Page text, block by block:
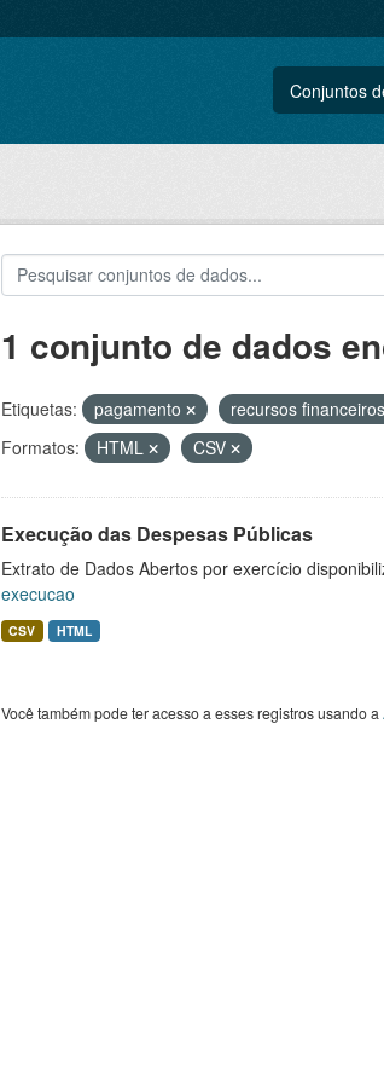
Conjuntos
1 conjunto de dados
Etiquetas: pagamento recursos financeiros
Formatos:
HTML CSV
Execução das Despesas Públicas
Extrato de Dados Abertos por exercício
execucao
CSV HTML
Você também pode ter acesso a esses registros usando a